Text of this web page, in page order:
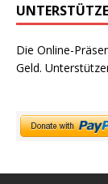
Die Online-
Geld.